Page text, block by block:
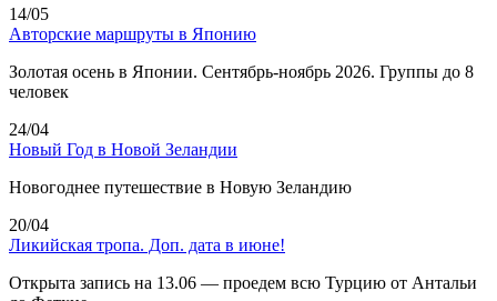
14/05
Авторские маршруты в Японию
Золотая осень в Японии. Сентябрь-ноябрь 2026. Группы до 8
человек
24/04
Новый Год в Новой Зеландии
Новогоднее путешествие в Новую Зеландию
20/04
Ликийская тропа. Доп. дата в июне!
Открыта запись на 13.06 — проедем всю Турцию от Антальи